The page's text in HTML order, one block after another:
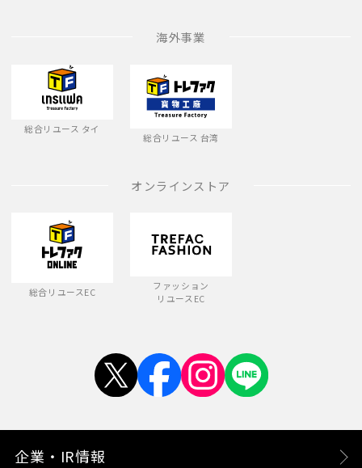
海外事業
総合リユース タイ
総合リユース 台湾
オンラインストア
総合リユースEC
ファッション
リユースEC
企業・IR情報